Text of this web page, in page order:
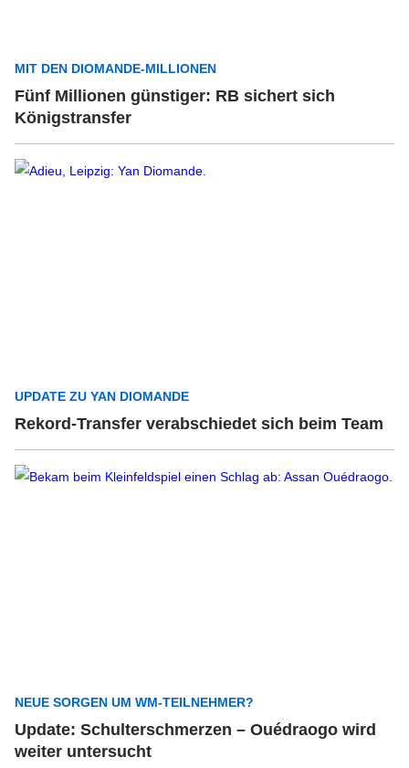
MIT DEN DIOMANDE-MILLIONEN
Fünf Millionen günstiger: RB sichert sich
Königstransfer
UPDATE ZU YAN DIOMANDE
Rekord-Transfer verabschiedet sich beim Team
NEUE SORGEN UM WM-TEILNEHMER?
Update: Schulterschmerzen – Ouédraogo wird
weiter untersucht